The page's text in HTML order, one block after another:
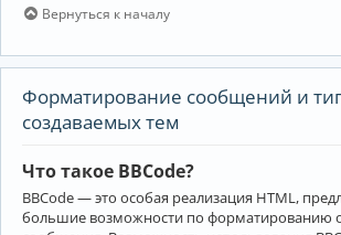
Вернуться к началу
Форматирование сообщений и
создаваемых тем
Что такое BBCode?
BBCode — это особая реализация HTML,
большие возможности по форматированию